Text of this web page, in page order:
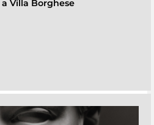
Villa Borghese